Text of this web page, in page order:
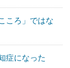
ころ」ではな
症になった